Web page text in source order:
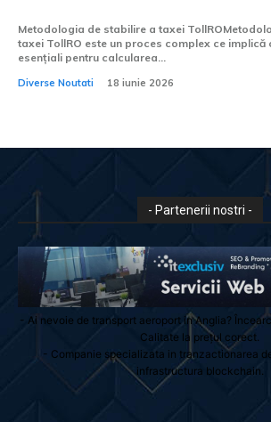
Metodologia de stabilire a taxei
taxei TollRO este un proces complex ce
esențiali pentru calcularea...
Diverse Noutati 18 iunie 2026
- Partenerii nostri -
- Ai nevoie de transport aeroport in Anglia?
Calitate la prețul corect.
- Companie specializata in tranzactionarea
infrastructura blockchain.